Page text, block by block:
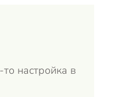
настройка в